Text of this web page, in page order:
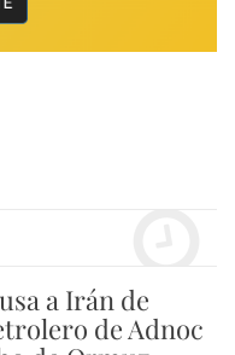
a Irán de
de Adnoc